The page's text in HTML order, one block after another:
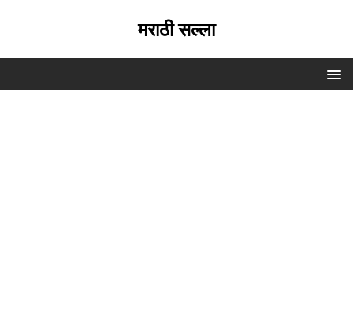
मराठी सल्ला